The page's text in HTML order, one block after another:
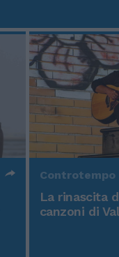
Controtempo
La rinascita
canzoni di